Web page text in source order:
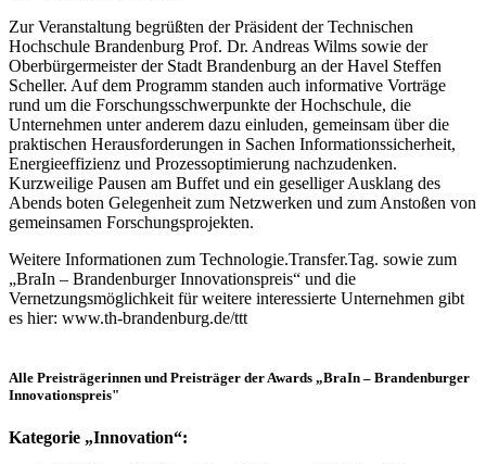
Zur Veranstaltung begrüßten der Präsident der Technischen
Hochschule Brandenburg Prof. Dr. Andreas Wilms sowie der
Oberbürgermeister der Stadt Brandenburg an der Havel Steffen
Scheller. Auf dem Programm standen auch informative Vorträge
rund um die Forschungsschwerpunkte der Hochschule, die
Unternehmen unter anderem dazu einluden, gemeinsam über die
praktischen Herausforderungen in Sachen Informationssicherheit,
Energieeffizienz und Prozessoptimierung nachzudenken.
Kurzweilige Pausen am Buffet und ein geselliger Ausklang des
Abends boten Gelegenheit zum Netzwerken und zum Anstoßen von
gemeinsamen Forschungsprojekten.
Weitere Informationen zum Technologie.Transfer.Tag. sowie zum
„BraIn – Brandenburger Innovationspreis“ und die
Vernetzungsmöglichkeit für weitere interessierte Unternehmen gibt
es hier: www.th-brandenburg.de/ttt
Alle Preisträgerinnen und Preisträger der Awards „BraIn – Brandenburger
Innovationspreis"
Kategorie „Innovation“: